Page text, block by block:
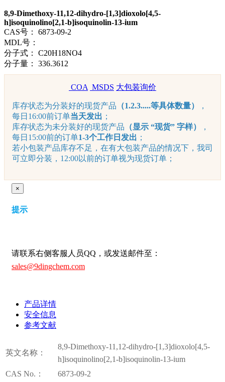
8,9-Dimethoxy-11,12-dihydro-[1,3]dioxolo[4,5-
h]isoquinolino[2,1-b]isoquinolin-13-ium
CAS号：
6873-09-2
MDL号：
分子式：
C20H18NO4
分子量：
336.3612
COA MSDS 大包装询价
库存状态为分装好的现货产品 （1.2.3.....等具体数量）
，
每日16:00前订单当天发出 ；
库存状态为未分装好的现货产品 （显示 “现货” 字样）
，
每日15:00前的订单1-3个工作日发出 ；
若小包装产品库存不足，在有大包装产品的情况下，我司
可立即分装，12:00以前的订单视为现货订单；
×
提示
请联系右侧客服人员QQ，或发送邮件至：
sales@9dingchem.com
产品详情
安全信息
参考文献
英文名称：
8,9-Dimethoxy-11,12-dihydro-[1,3]dioxolo[4,5-
h]isoquinolino[2,1-b]isoquinolin-13-ium
CAS No.：
6873-09-2